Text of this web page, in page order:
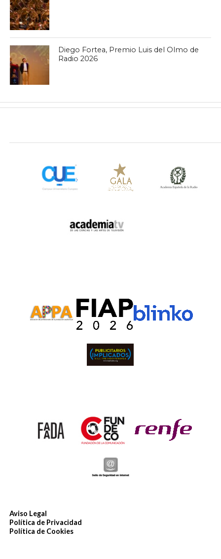
Diego Fortea, Premio Luis del Olmo de
Radio 2026
Aviso Legal
Política de Privacidad
Política de Cookies